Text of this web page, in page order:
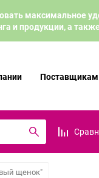
максимальное
и продукции, а
Поставщикам
щенок"